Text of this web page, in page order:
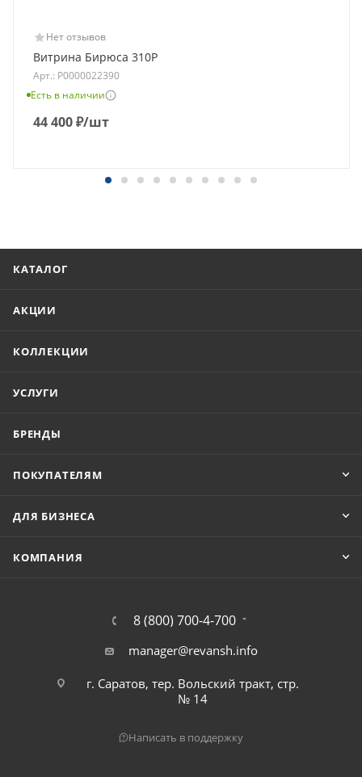
Нет отзывов
Витрина Бирюса 310Р
Арт.: Р0000022390
Есть в наличии
44 400₽/шт
КАТАЛОГ
АКЦИИ
КОЛЛЕКЦИИ
УСЛУГИ
БРЕНДЫ
ПОКУПАТЕЛЯМ
ДЛЯ БИЗНЕСА
КОМПАНИЯ
8 (800) 700-4-700
manager@revansh.info
г. Саратов, тер. Вольский тракт, стр.
№ 14
Написать в поддержку